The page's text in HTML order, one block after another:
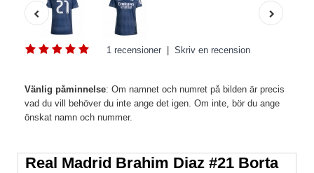
1 recensioner Skriv en recension
Vänlig påminnelse: Om namnet och numret på bilden är precis
vad du vill behöver du inte ange det igen. Om inte, bör du ange
önskat namn och nummer.
Real Madrid Brahim Diaz #21 Borta